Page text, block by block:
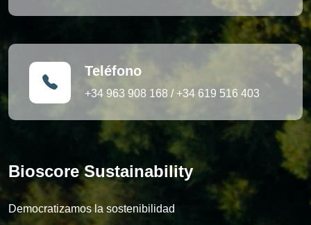
Teléfono
+34 963 908 168 /+34 619 516 403
Bioscore Sustainability
Democratizamos la sostenibilidad